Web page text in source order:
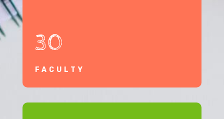
30
FACULTY